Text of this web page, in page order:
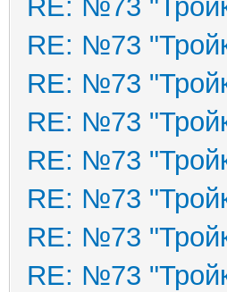
RE: №73
RE: №73
RE: №73
RE: №73
RE: №73
RE: №73
RE: №73
RE: №73